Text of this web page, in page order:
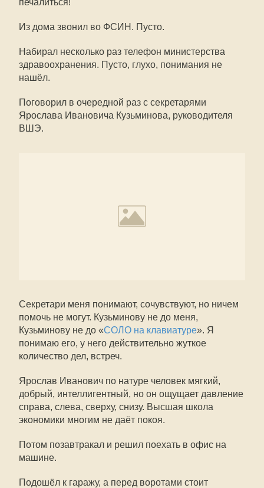
печалиться!
Из дома звонил во ФСИН. Пусто.
Набирал несколько раз телефон министерства
здравоохранения. Пусто, глухо, понимания не
нашёл.
Поговорил в очередной раз с секретарями
Ярослава Ивановича Кузьминова, руководителя
ВШЭ.
Секретари меня понимают, сочувствуют, но ничем
помочь не могут. Кузьминову не до меня,
Кузьминову не до «СОЛО на клавиатуре». Я
понимаю его, у него действительно жуткое
количество дел, встреч.
Ярослав Иванович по натуре человек мягкий,
добрый, интеллигентный, но он ощущает давление
справа, слева, сверху, снизу. Высшая школа
экономики многим не даёт покоя.
Потом позавтракал и решил поехать в офис на
машине.
Подошёл к гаражу, а перед воротами стоит